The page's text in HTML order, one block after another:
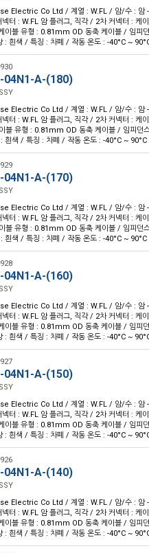
Electric Co Ltd / 계열 : W.FL / 암/수 : 암 -
터 : W.FL 암 플러그, 직각 / 2차 커넥터 : 케
블 유형 : 0.81mm OD 동축 케이블 / 임피
: 흰색 / 특징 : 차폐 / 작동 온도 : -40°C ~
04N1-A-(180)
Electric Co Ltd / 계열 : W.FL / 암/수 : 암 -
터 : W.FL 암 플러그, 직각 / 2차 커넥터 : 케
블 유형 : 0.81mm OD 동축 케이블 / 임피던
흰색 / 특징 : 차폐 / 작동 온도 : -40°C ~ 90°C
04N1-A-(170)
Electric Co Ltd / 계열 : W.FL / 암/수 : 암 -
터 : W.FL 암 플러그, 직각 / 2차 커넥터 : 케
유형 : 0.81mm OD 동축 케이블 / 임피던
흰색 / 특징 : 차폐 / 작동 온도 : -40°C ~ 90°C
04N1-A-(160)
Electric Co Ltd / 계열 : W.FL / 암/수 : 암 -
터 : W.FL 암 플러그, 직각 / 2차 커넥터 : 케
블 유형 : 0.81mm OD 동축 케이블 / 임피
: 흰색 / 특징 : 차폐 / 작동 온도 : -40°C ~
04N1-A-(150)
Electric Co Ltd / 계열 : W.FL / 암/수 : 암 -
터 : W.FL 암 플러그, 직각 / 2차 커넥터 : 케
블 유형 : 0.81mm OD 동축 케이블 / 임피
: 흰색 / 특징 : 차폐 / 작동 온도 : -40°C ~
04N1-A-(140)
Electric Co Ltd / 계열 : W.FL / 암/수 : 암 -
터 : W.FL 암 플러그, 직각 / 2차 커넥터 : 케
블 유형 : 0.81mm OD 동축 케이블 / 임피
: 흰색 / 특징 : 차폐 / 작동 온도 : -40°C ~